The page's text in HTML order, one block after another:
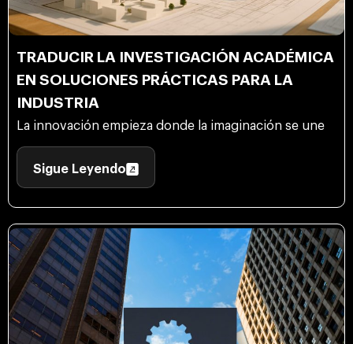
TRADUCIR LA INVESTIGACIÓN ACADÉMICA
EN SOLUCIONES PRÁCTICAS PARA LA
INDUSTRIA
La innovación empieza donde la imaginación se une
Sigue Leyendo